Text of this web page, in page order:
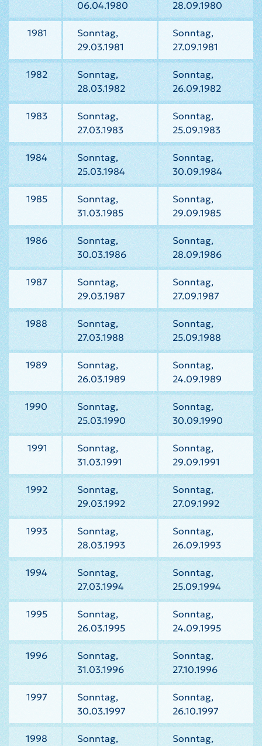
06.04.1980 28.09.1980
1981
Sonntag,
29.03.1981
Sonntag,
27.09.1981
1982
Sonntag,
28.03.1982
Sonntag,
26.09.1982
1983
Sonntag,
27.03.1983
Sonntag,
25.09.1983
1984
Sonntag,
25.03.1984
Sonntag,
30.09.1984
1985
Sonntag,
31.03.1985
Sonntag,
29.09.1985
1986
Sonntag,
30.03.1986
Sonntag,
28.09.1986
1987
Sonntag,
29.03.1987
Sonntag,
27.09.1987
1988
Sonntag,
27.03.1988
Sonntag,
25.09.1988
1989
Sonntag,
26.03.1989
Sonntag,
24.09.1989
1990
Sonntag,
25.03.1990
Sonntag,
30.09.1990
1991
Sonntag,
31.03.1991
Sonntag,
29.09.1991
1992
Sonntag,
29.03.1992
Sonntag,
27.09.1992
1993
Sonntag,
28.03.1993
Sonntag,
26.09.1993
1994
Sonntag,
27.03.1994
Sonntag,
25.09.1994
1995
Sonntag,
26.03.1995
Sonntag,
24.09.1995
1996
Sonntag,
31.03.1996
Sonntag,
27.10.1996
1997
Sonntag,
30.03.1997
Sonntag,
26.10.1997
1998
Sonntag,
Sonntag,